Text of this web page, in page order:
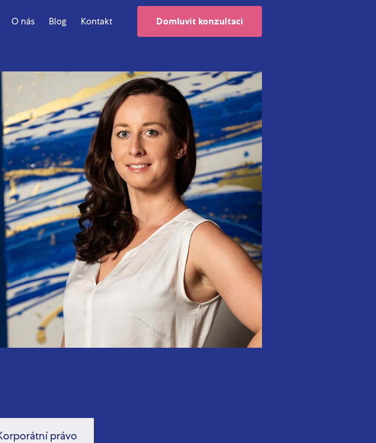
O nás Blog Kontakt Domluvit konzultaci
právo